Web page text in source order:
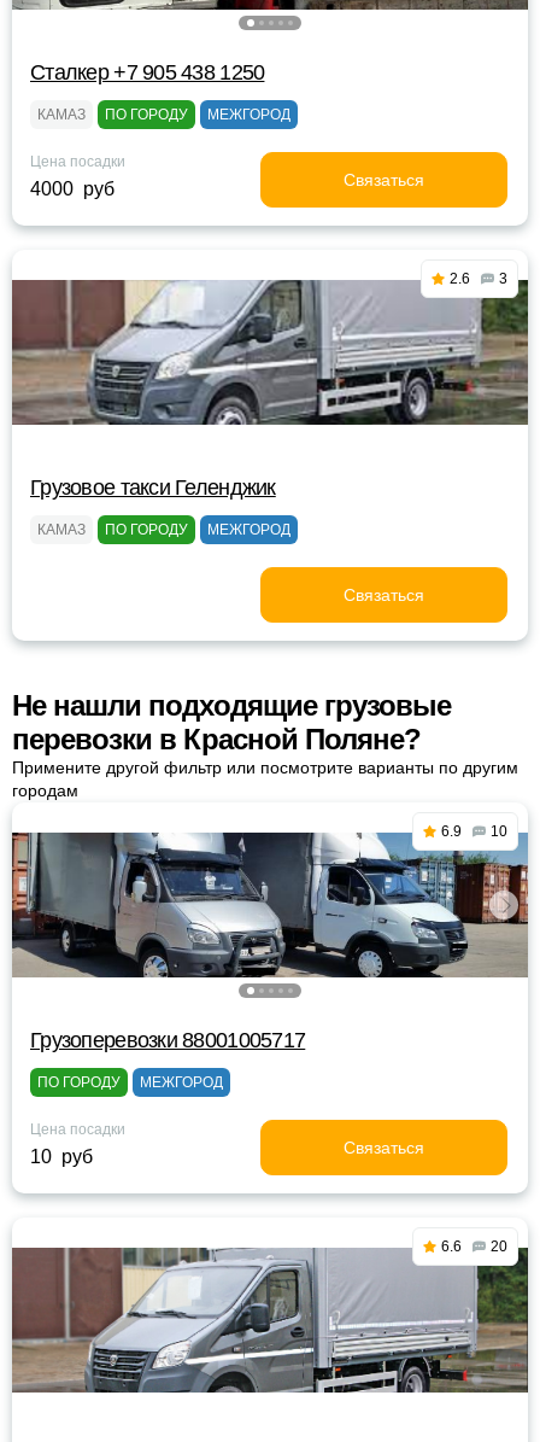
Сталкер +7 905 438 1250
КАМАЗ ПО ГОРОДУ МЕЖГОРОД
Цена посадки
4000 руб Связаться
2.6 3
Грузовое такси Геленджик
КАМАЗ ПО ГОРОДУ МЕЖГОРОД
Связаться
Не нашли подходящие грузовые
перевозки в Красной Поляне?
Примените другой фильтр или посмотрите варианты по другим
городам
6.9 10
Грузоперевозки 88001005717
ПО ГОРОДУ МЕЖГОРОД
Цена посадки
10 руб Связаться
6.6 20